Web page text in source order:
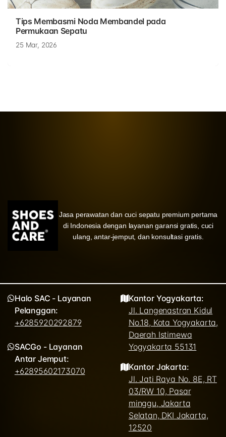
Tips Membasmi Noda Membandel pada
Permukaan Sepatu
25 Mar, 2026
Jasa perawatan dan cuci sepatu premium pertama
di Indonesia dengan layanan garansi gratis, cuci
ulang, antar-jemput, dan konsultasi gratis.
Halo SAC - Layanan
Pelanggan:
+6285920292879
SACGo - Layanan
Antar Jemput:
+62895602173070
Kantor Yogyakarta:
Jl. Langenastran Kidul
No.18, Kota Yogyakarta,
Daerah Istimewa
Yogyakarta 55131
Kantor Jakarta:
Jl. Jati Raya No. 8E, RT
03/RW 10, Pasar
minggu, Jakarta
Selatan, DKI Jakarta,
12520